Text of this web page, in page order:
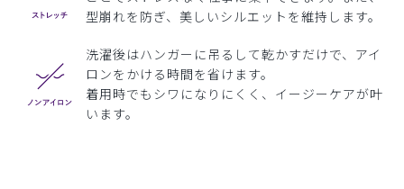
型崩れを防ぎ、美しいシルエットを維持します。
洗濯後はハンガーに吊るして乾かすだけで、アイ
ロンをかける時間を省けます。
着用時でもシワになりにくく、イージーケアが叶
います。